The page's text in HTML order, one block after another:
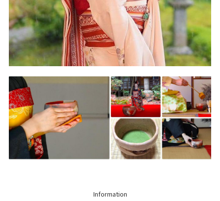
Information